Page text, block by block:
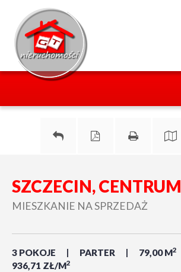
SZCZECIN, CENTRUM
MIESZKANIE NA SPRZEDAŻ
3 POKOJE PARTER 79,00 M2
936,71 ZŁ/M2